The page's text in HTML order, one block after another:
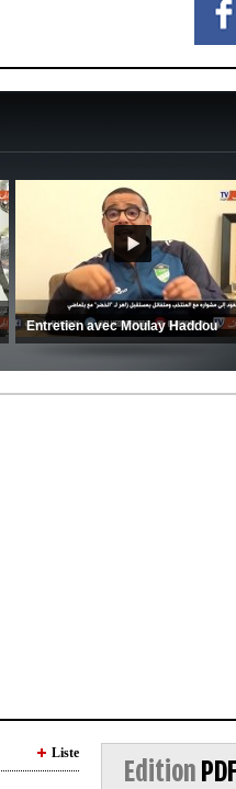
Entretien avec Moulay Haddou
Liste
Edition PDF